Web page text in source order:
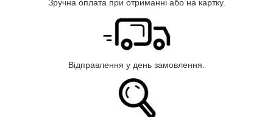
Зручна оплата при отриманні або на картку.
Відправлення у день замовлення.